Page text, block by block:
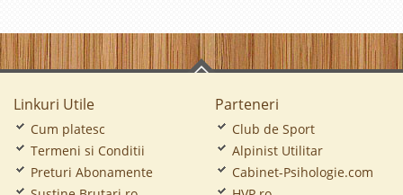
Linkuri Utile
Cum platesc
Termeni si Conditii
Preturi Abonamente
Parteneri
Club de Sport
Alpinist Utilitar
Cabinet-Psihologie.com